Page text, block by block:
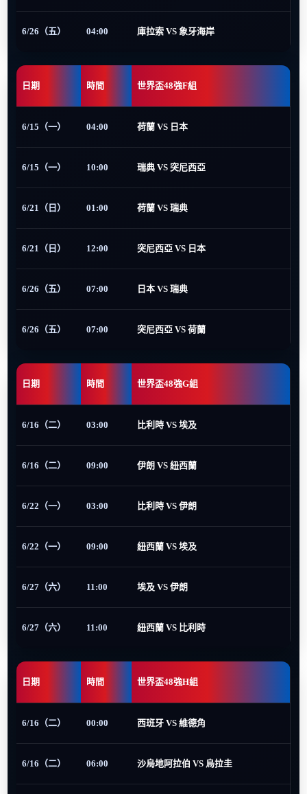
6/26（五） 04:00 庫拉索 VS 象牙海岸
日期 時間 世界盃48強F組
6/15（一） 04:00 荷蘭 VS 日本
6/15（一） 10:00 瑞典 VS 突尼西亞
6/21（日） 01:00 荷蘭 VS 瑞典
6/21（日） 12:00 突尼西亞 VS 日本
6/26（五） 07:00 日本 VS 瑞典
6/26（五） 07:00 突尼西亞 VS 荷蘭
日期 時間 世界盃48強G組
6/16（二） 03:00 比利時 VS 埃及
6/16（二） 09:00 伊朗 VS 紐西蘭
6/22（一） 03:00 比利時 VS 伊朗
6/22（一） 09:00 紐西蘭 VS 埃及
6/27（六） 11:00 埃及 VS 伊朗
6/27（六） 11:00 紐西蘭 VS 比利時
日期 時間 世界盃48強H組
6/16（二） 00:00 西班牙 VS 維德角
6/16（二） 06:00 沙烏地阿拉伯 VS 烏拉圭